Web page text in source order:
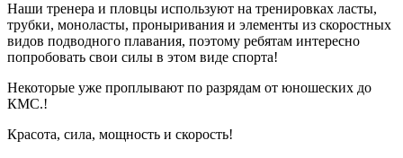
Наши тренера и пловцы используют на тренировках ласты,
трубки, моноласты, проныривания и элементы из скоростных
видов подводного плавания, поэтому ребятам интересно
попробовать свои силы в этом виде спорта!
Некоторые уже проплывают по разрядам от юношеских до
КМС.!
Красота, сила, мощность и скорость!